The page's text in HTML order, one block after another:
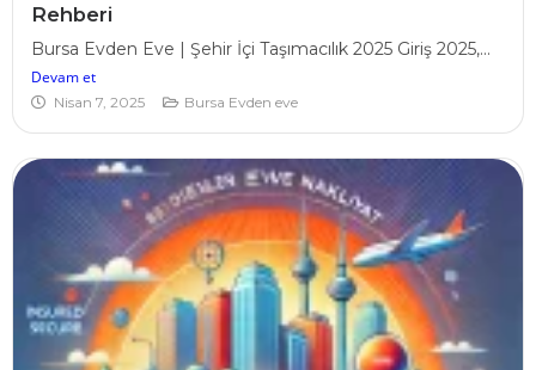
Rehberi
Bursa Evden Eve | Şehir İçi Taşımacılık 2025 Giriş 2025,...
Devam et
Nisan 7, 2025 Bursa Evden eve